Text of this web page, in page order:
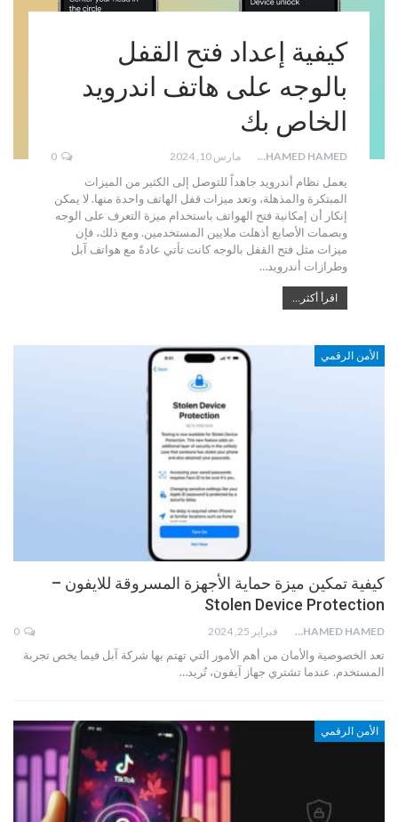
كيفية إعداد فتح القفل
بالوجه على هاتف اندرويد
الخاص بك
MOHAMED HAMED مارس 10, 2024 0
يعمل نظام أندرويد جاهداً للتوصل إلى الكثير من الميزات
المبتكرة والمذهلة، وتعد ميزات قفل الهاتف واحدة منها. لا يمكن
إنكار أن إمكانية فتح الهواتف باستخدام ميزة التعرف على الوجه
وبصمات الأصابع أذهلت ملايين المستخدمين. ومع ذلك، فإن
ميزات مثل فتح القفل بالوجه كانت تأتي عادةً مع هواتف آبل
وطرازات أندرويد…
اقرأ أكثر...
الأمن الرقمي
كيفية تمكين ميزة حماية الأجهزة المسروقة للايفون –
Stolen Device Protection
MOHAMED HAMED فبراير 25, 2024
تعد الخصوصية والأمان من أهم الأمور التي تهتم بها شركة آبل فيما يخص تجربة
المستخدم. عندما تشتري جهاز آيفون، تُريد…
الأمن الرقمي